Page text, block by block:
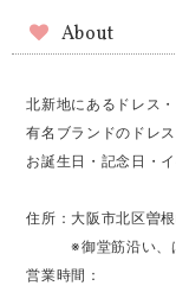
About
北新地にあるドレス
有名ブランドのドレ
お誕生日・記念日・
住所：大阪市北区曽
※御堂筋沿い、は
営業時間：